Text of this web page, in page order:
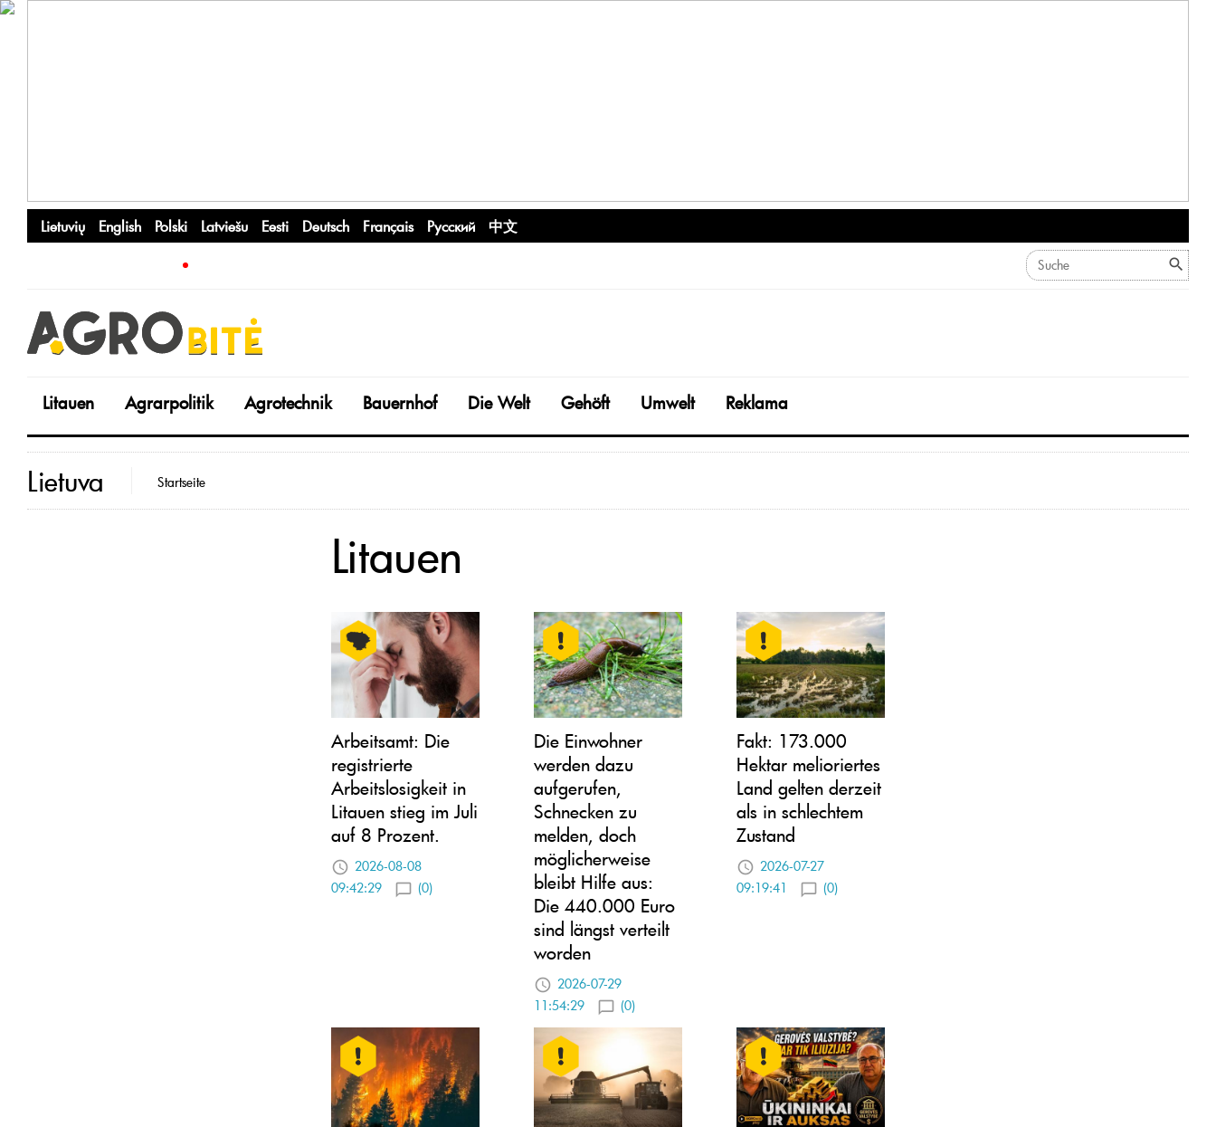
Lietuvių English Polski Latviešu Eesti Deutsch Français Русский 中文
Litauen Agrarpolitik Agrotechnik Bauernhof Die Welt Gehöft Umwelt Reklama
Lietuva Startseite
Litauen
Arbeitsamt: Die
registrierte
Arbeitslosigkeit in
Litauen stieg im Juli
auf 8 Prozent.
2026-08-08
09:42:29
(0)
Die Einwohner
werden dazu
aufgerufen,
Schnecken zu
melden, doch
möglicherweise
bleibt Hilfe aus:
Die 440.000 Euro
sind längst verteilt
worden
2026-07-29
11:54:29
(0)
Fakt: 173.000
Hektar melioriertes
Land gelten derzeit
als in schlechtem
Zustand
2026-07-27
09:19:41
(0)